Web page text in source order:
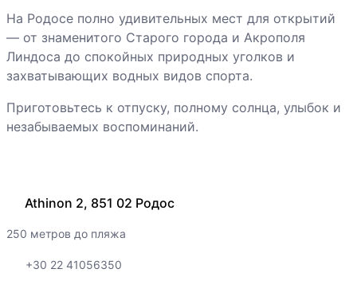
Athinon 2, 851 02 Родос
250 метров до пляжа
+30 22 41056350
На Родосе полно удивительных мест для открытий
— от знаменитого Старого города и Акрополя
Линдоса до спокойных природных уголков и
захватывающих водных видов спорта.
Приготовьтесь к отпуску, полному солнца, улыбок и
незабываемых воспоминаний.